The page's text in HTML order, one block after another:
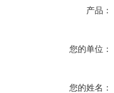
产品：
您的单位：
您的姓名：